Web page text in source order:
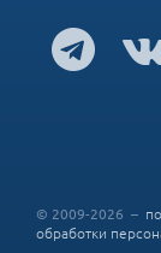
© 2009-2026 –
обработки